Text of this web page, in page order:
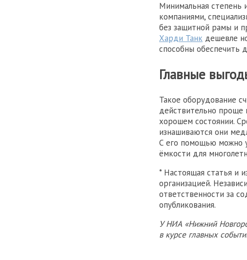
Минимальная степень
компаниями,
без защитной рамы и
Харди Танк дешевле
способны обеспечить
Главные
Такое оборудование
действительно проще
хорошем состоянии.
изнашиваются они
С его помощью можно
ёмкости для
* Настоящая статья и
организацией.
ответственности за
опубликования.
У НИА «Нижний
в курсе главных